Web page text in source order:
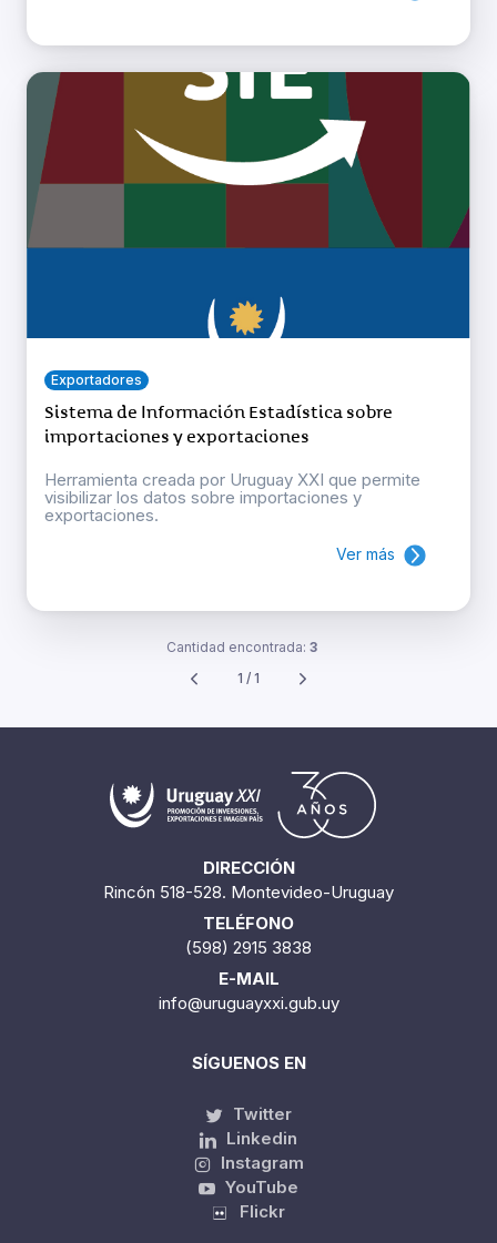
Exportadores
Sistema de Información Estadística sobre
importaciones y exportaciones
Herramienta creada por Uruguay XXI que permite
visibilizar los datos sobre importaciones y
exportaciones.
Ver más
Cantidad encontrada: 3
1 / 1
DIRECCIÓN
Rincón 518-528. Montevideo-Uruguay
TELÉFONO
(598) 2915 3838
E-MAIL
info@uruguayxxi.gub.uy
SÍGUENOS EN
Twitter
Linkedin
Instagram
YouTube
Flickr